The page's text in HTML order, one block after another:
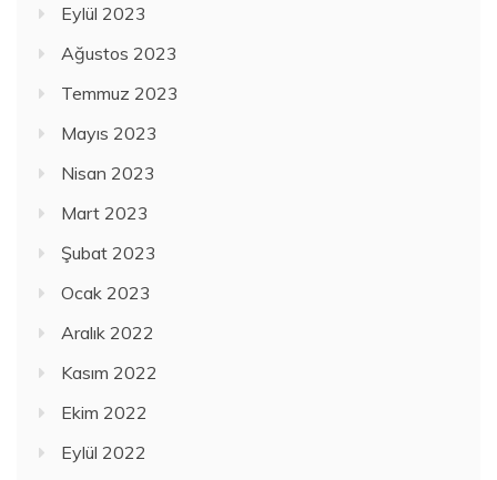
Eylül 2023
Ağustos 2023
Temmuz 2023
Mayıs 2023
Nisan 2023
Mart 2023
Şubat 2023
Ocak 2023
Aralık 2022
Kasım 2022
Ekim 2022
Eylül 2022